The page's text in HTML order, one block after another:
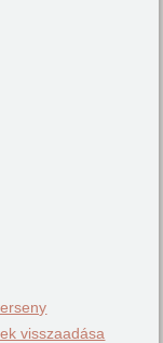
visszaadása